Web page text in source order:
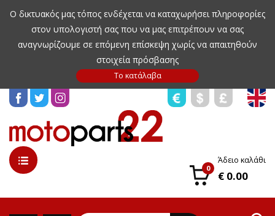
Ο δικτυακός μας τόπος ενδέχεται να καταχωρήσει πληροφορίες
στον υπολογιστή σας που να μας επιτρέπουν να σας
αναγνωρίζουμε σε επόμενη επίσκεψη χωρίς να απαιτηθούν
στοιχεία πρόσβασης
0
Άδειο καλάθι
€ 0.00